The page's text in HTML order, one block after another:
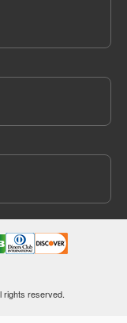
rights reserved.